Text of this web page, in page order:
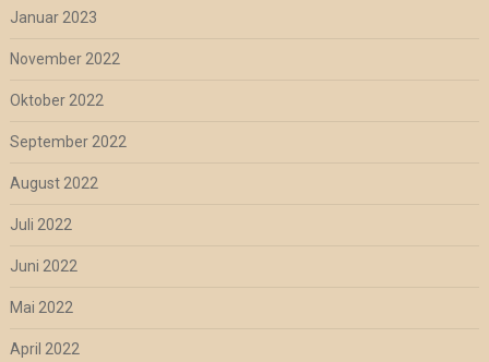
Januar 2023
November 2022
Oktober 2022
September 2022
August 2022
Juli 2022
Juni 2022
Mai 2022
April 2022